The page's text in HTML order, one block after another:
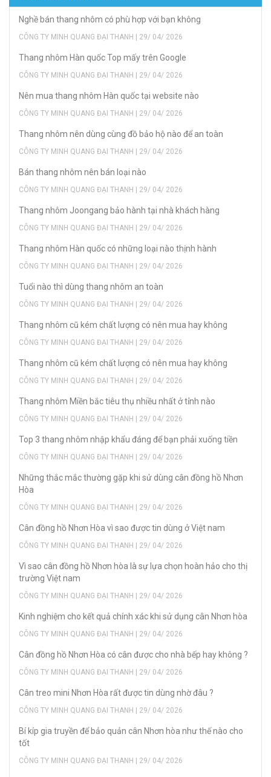
Nghề bán thang nhôm có phù hợp với bạn không
CÔNG TY MINH QUANG ĐẠI THANH | 29/ 04/ 2026
Thang nhôm Hàn quốc Top mấy trên Google
CÔNG TY MINH QUANG ĐẠI THANH | 29/ 04/ 2026
Nên mua thang nhôm Hàn quốc tại website nào
CÔNG TY MINH QUANG ĐẠI THANH | 29/ 04/ 2026
Thang nhôm nên dùng cùng đồ bảo hộ nào để an toàn
CÔNG TY MINH QUANG ĐẠI THANH | 29/ 04/ 2026
Bán thang nhôm nên bán loại nào
CÔNG TY MINH QUANG ĐẠI THANH | 29/ 04/ 2026
Thang nhôm Joongang bảo hành tại nhà khách hàng
CÔNG TY MINH QUANG ĐẠI THANH | 29/ 04/ 2026
Thang nhôm Hàn quốc có những loại nào thịnh hành
CÔNG TY MINH QUANG ĐẠI THANH | 29/ 04/ 2026
Tuổi nào thì dùng thang nhôm an toàn
CÔNG TY MINH QUANG ĐẠI THANH | 29/ 04/ 2026
Thang nhôm cũ kém chất lượng có nên mua hay không
CÔNG TY MINH QUANG ĐẠI THANH | 29/ 04/ 2026
Thang nhôm cũ kém chất lượng có nên mua hay không
CÔNG TY MINH QUANG ĐẠI THANH | 29/ 04/ 2026
Thang nhôm Miền bắc tiêu thụ nhiều nhất ở tỉnh nào
CÔNG TY MINH QUANG ĐẠI THANH | 29/ 04/ 2026
Top 3 thang nhôm nhập khẩu đáng để bạn phải xuống tiền
CÔNG TY MINH QUANG ĐẠI THANH | 29/ 04/ 2026
Những thắc mắc thường gặp khi sử dùng cân đồng hồ Nhơn
Hòa
CÔNG TY MINH QUANG ĐẠI THANH | 29/ 04/ 2026
Cân đồng hồ Nhơn Hòa vì sao được tin dùng ở Việt nam
CÔNG TY MINH QUANG ĐẠI THANH | 29/ 04/ 2026
Vì sao cân đồng hồ Nhơn hòa là sự lựa chọn hoàn hảo cho thị
trường Việt nam
CÔNG TY MINH QUANG ĐẠI THANH | 29/ 04/ 2026
Kinh nghiệm cho kết quả chính xác khi sử dụng cân Nhơn hòa
CÔNG TY MINH QUANG ĐẠI THANH | 29/ 04/ 2026
Cân đồng hồ Nhơn Hòa có cân được cho nhà bếp hay không ?
CÔNG TY MINH QUANG ĐẠI THANH | 29/ 04/ 2026
Cân treo mini Nhơn Hòa rất được tin dùng nhờ đâu ?
CÔNG TY MINH QUANG ĐẠI THANH | 29/ 04/ 2026
Bí kíp gia truyền để bảo quản cân Nhơn hòa như thế nào cho
tốt
CÔNG TY MINH QUANG ĐẠI THANH | 29/ 04/ 2026